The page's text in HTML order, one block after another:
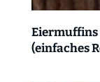
Eiermuffins
(einfaches